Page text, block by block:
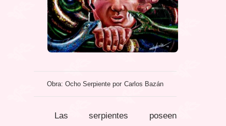
Obra: Ocho Serpiente por Carlos Bazán
Las serpientes poseen